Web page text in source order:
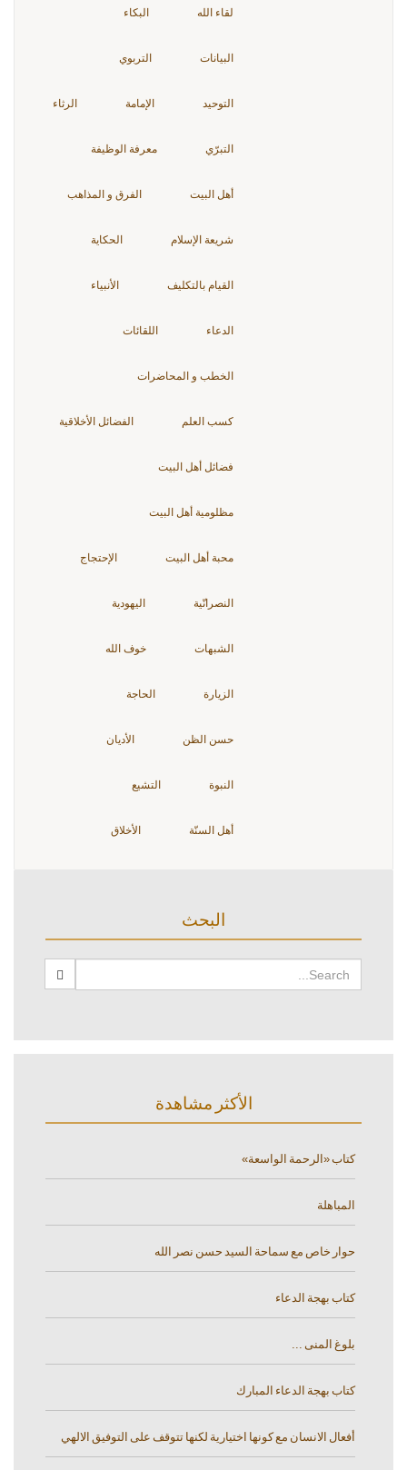
لقاء الله البكاء
البيانات التربوي
التوحيد الإمامة الرثاء
التبرّي معرفة الوظيفة
أهل البيت الفرق و المذاهب
شريعة الإسلام الحكاية
القيام بالتكليف الأنبياء
الدعاء اللقائات
الخطب و المحاضرات
كسب العلم الفضائل الأخلاقية
فضائل أهل البيت
مظلومية أهل البيت
محبة أهل البيت الإحتجاج
النصرانّية اليهودية
الشبهات خوف الله
الزيارة الحاجة
حسن الظن الأديان
النبوة التشيع
أهل السنّة الأخلاق
البحث
الأكثر مشاهدة
كتاب «الرحمة الواسعة»
المباهلة
حوار خاص مع سماحة السيد حسن نصر الله
كتاب بهجة الدعاء
بلوغ المنى ...
كتاب بهجة الدعاء المبارك
أفعال الانسان مع كونها اختيارية لكنها تتوقف على التوفيق الالهي